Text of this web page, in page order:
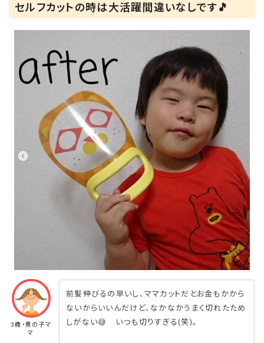
セルフカットの時は大活躍間違いなしです🎵
3歳・男の子マ
マ
前髪伸びるの早いし、ママカットだとお金もかから
ないからいいんだけど、なかなかうまく切れたため
しがない😅 いつも切りすぎる(笑)。